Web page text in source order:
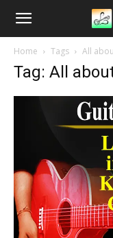
Home Tags All
Tag: All